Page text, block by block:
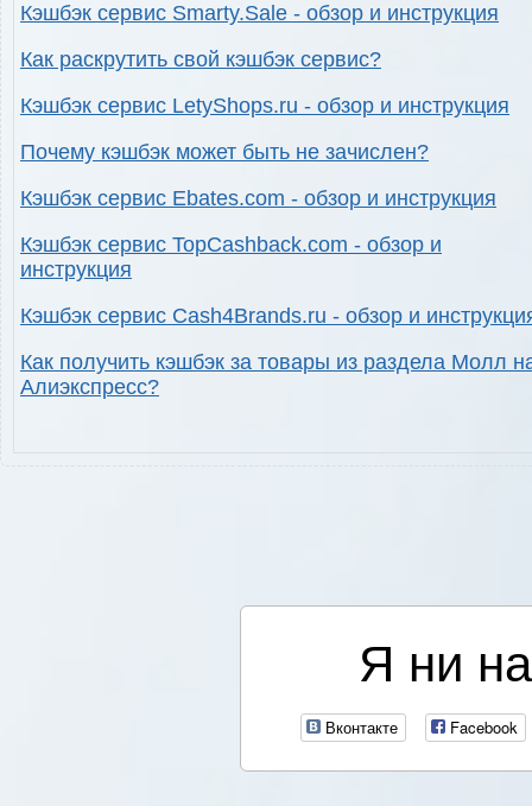
Кэшбэк сервис Smarty.Sale - обзор и инструкция
Как раскрутить свой кэшбэк сервис?
Кэшбэк сервис LetyShops.ru - обзор и инструкция
Почему кэшбэк может быть не зачислен?
Кэшбэк сервис Ebates.com - обзор и инструкция
Кэшбэк сервис TopCashback.com - обзор и
инструкция
Кэшбэк сервис Cash4Brands.ru - обзор и
Как получить кэшбэк за товары из раздела Молл
Алиэкспресс?
Я ни
Вконтакте Facebook